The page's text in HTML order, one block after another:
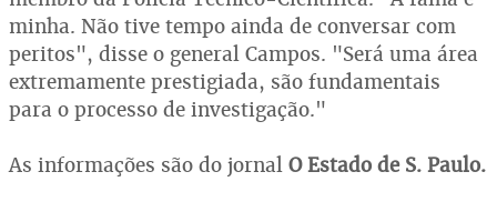
minha. Não tive tempo ainda de conversar com
peritos", disse o general Campos. "Será uma área
extremamente prestigiada, são fundamentais
para o processo de investigação."
As informações são do jornal O Estado de S. Paulo.